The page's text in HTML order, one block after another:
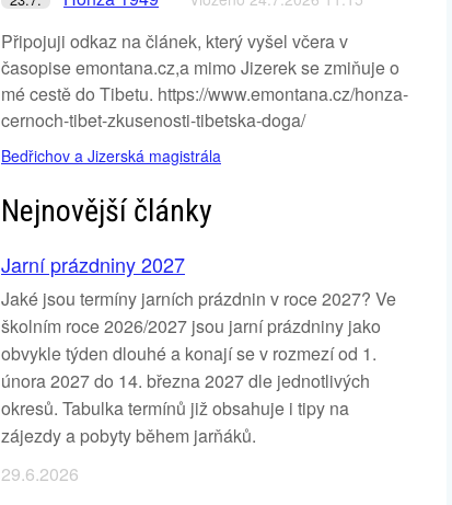
Připojuji odkaz na článek, který vyšel včera v
časopise emontana.cz,a mimo Jizerek se zmiňuje o
mé cestě do Tibetu. https://www.emontana.cz/honza-
cernoch-tibet-zkusenosti-tibetska-doga/
Bedřichov a Jizerská magistrála
Nejnovější články
Jarní prázdniny 2027
Jaké jsou termíny jarních prázdnin v roce 2027? Ve
školním roce 2026/2027 jsou jarní prázdniny jako
obvykle týden dlouhé a konají se v rozmezí od 1.
února 2027 do 14. března 2027 dle jednotlivých
okresů. Tabulka termínů již obsahuje i tipy na
zájezdy a pobyty během jarňáků.
29.6.2026